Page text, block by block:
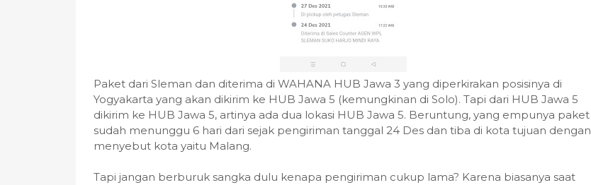
Paket dari Sleman dan diterima di WAHANA HUB Jawa 3 yang diperkirakan posisinya di
Yogyakarta yang akan dikirim ke HUB Jawa 5 (kemungkinan di Solo). Tapi dari HUB Jawa 5
dikirim ke HUB Jawa 5, artinya ada dua lokasi HUB Jawa 5. Beruntung, yang empunya paket
sudah menunggu 6 hari dari sejak pengiriman tanggal 24 Des dan tiba di kota tujuan dengan
menyebut kota yaitu Malang.
Tapi jangan berburuk sangka dulu kenapa pengiriman cukup lama? Karena biasanya saat